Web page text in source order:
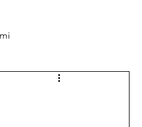
çalışmalarımız